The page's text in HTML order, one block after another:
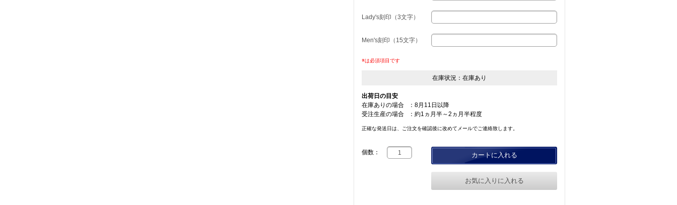
Lady's刻印（3文字）
Men's刻印（15文字）
※は必須項目です
在庫状況： 在庫あり
出荷日の目安
在庫ありの場合
： 8月11日以降
受注生産の場合
： 約1ヵ月半～2ヵ月半程度
正確な発送日は、ご注文を確認後に改めてメールでご連絡致します。
個数： カートに入れる
お気に入りに入れる